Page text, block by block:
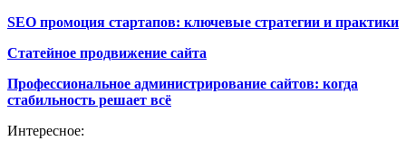
SEO промоция стартапов: ключевые стратегии и практики
Статейное продвижение сайта
Профессиональное администрирование сайтов: когда
стабильность решает всё
Интересное: